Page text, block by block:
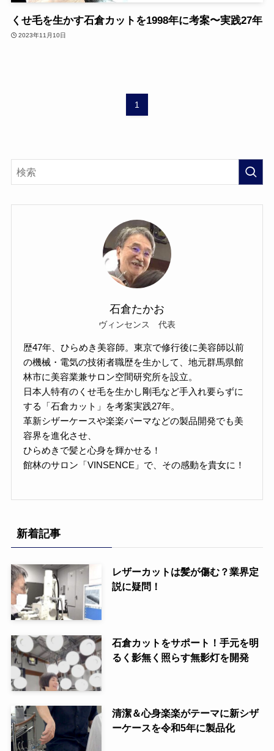
くせ毛を生かす石倉カットを1998年に考案〜実践27年
2023年11月10日
1
石倉たかお
ヴィンセンス 代表
歴47年、ひらめき美容師。東京で修行後に美容師以前
の機械・電気の技術者職歴を生かして、地元群馬県館
林市に美容業兼サロン空間研究所を設立。
日本人特有のくせ毛を生かし剛毛など手入れ要らずに
する「石倉カット」を考案実践27年。
革新シザーケースや楽楽パーマなどの製品開発でも美
容界を進化させ、
ひらめきで髪と心身を輝かせる！
館林のサロン「VINSENCE」で、その感動を貴女に！
新着記事
レザーカットは髪が傷む？業界定
説に疑問！
石倉カットをサポート！手元を明
るく影無く照らす無影灯を開発
清潔＆心身楽楽がテーマに新シザ
ーケースを令和5年に製品化